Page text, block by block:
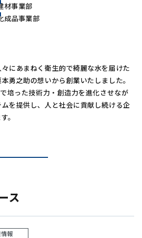
材事業部
成品事業部
にあまねく衛生的で綺麗な水を届けた
勇之助の想いから創業いたしました。
培った技術力・創造力を進化させなが
を提供し、人と社会に貢献し続ける企
。
ス
報